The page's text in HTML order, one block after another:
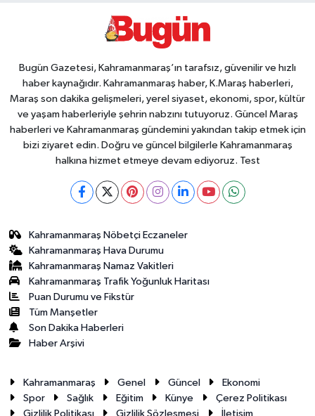
Bugün Gazetesi, Kahramanmaraş’ın tarafsız, güvenilir ve hızlı
haber kaynağıdır. Kahramanmaraş haber, K.Maraş haberleri,
Maraş son dakika gelişmeleri, yerel siyaset, ekonomi, spor, kültür
ve yaşam haberleriyle şehrin nabzını tutuyoruz. Güncel Maraş
haberleri ve Kahramanmaraş gündemini yakından takip etmek için
bizi ziyaret edin. Doğru ve güncel bilgilerle Kahramanmaraş
halkına hizmet etmeye devam ediyoruz. Test
Kahramanmaraş Nöbetçi Eczaneler
Kahramanmaraş Hava Durumu
Kahramanmaraş Namaz Vakitleri
Kahramanmaraş Trafik Yoğunluk Haritası
Puan Durumu ve Fikstür
Tüm Manşetler
Son Dakika Haberleri
Haber Arşivi
Kahramanmaraş Genel Güncel
Ekonomi
Spor
Sağlık Eğitim Künye
Çerez Politikası
Gizlilik Politikası
Gizlilik Sözleşmesi İletişim